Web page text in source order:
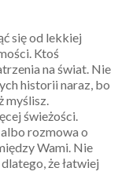
się od lekkiej
Ktoś
na świat. Nie
historii naraz, bo
myślisz.
świeżości.
rozmowa o
Wami. Nie
że łatwiej